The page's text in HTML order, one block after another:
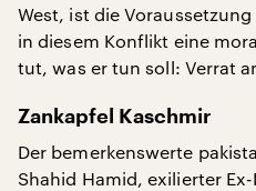
West, ist die
in diesem Konflikt eine
tut, was er tun soll: Verrat
Zankapfel Kaschmir
Der bemerkenswerte
Shahid Hamid, exilierter